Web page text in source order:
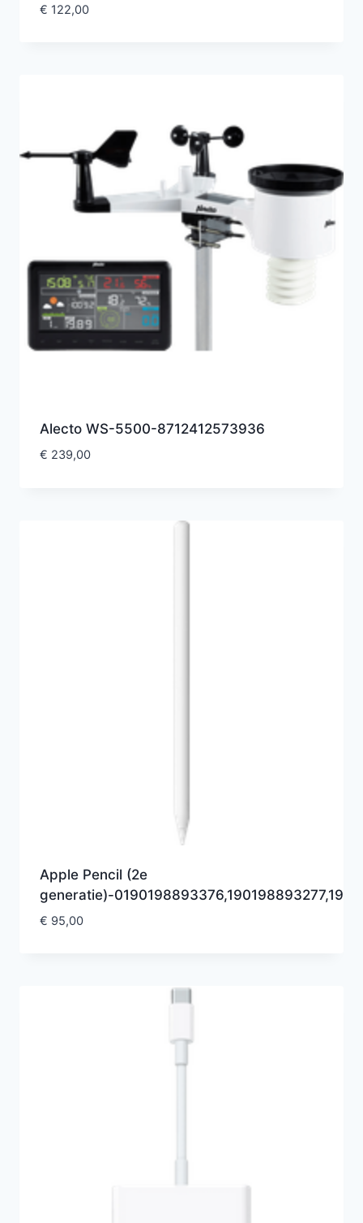
€ 122,00
Alecto WS-5500-8712412573936
€ 239,00
Apple Pencil (2e
generatie)-
€ 95,00